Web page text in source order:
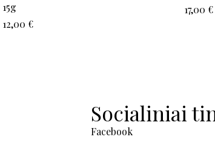
15g
12,00 €
17,00 €
Socialiniai
Facebook